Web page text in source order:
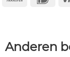
Anderen